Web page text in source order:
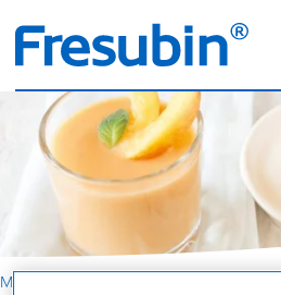
Madlavning med Fresubin